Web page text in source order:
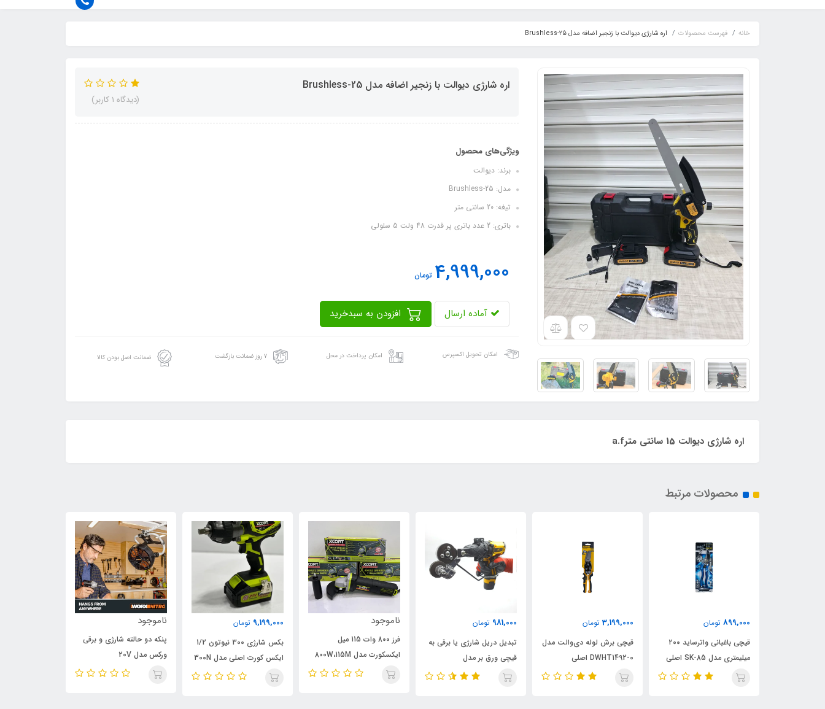
خانه فهرست محصولات اره شارژی دیوالت با زنجیر اضافه مدل Brushless-25
اره شارژی دیوالت با زنجیر اضافه مدل Brushless-25
(دیدگاه 1 کاربر)
ویژگی‌های محصول
برند: دیوالت
مدل: Brushless-25
تیغه: 20 سانتی متر
باتری: 2 عدد باتری پر قدرت 48 ولت 5 سلولی
4,999,000 تومان
آماده ارسال
امکان تحویل اکسپرس امکان پرداخت در محل ۷ روز ضمانت بازگشت ضمانت اصل بودن کالا
اره شارژی دیوالت 15 سانتی مترa.f
محصولات مرتبط
899,000 تومان
قیچی باغبانی واترساید ۲۰۰
میلیمتری مدل SK-85 اصلی
3,199,000 تومان
قیچی برش لوله دی‌والت مدل
DWHT1492-0 اصلی
981,000 تومان
تبدیل دریل شارژی یا برقی به
قیچی ورق بر مدل
ELECTRIC-DRILL، ویدئو
ناموجود
فرز 800 وات 115 میل
ایکسکورت مدل 800W،115M
اصلی
9,199,000 تومان
بکس شارژی 300 نیوتون 1/2
ایکس کورت اصلی مدل 300N
ناموجود
پنکه دو حالته شارژی و برقی
ورکس مدل 20V